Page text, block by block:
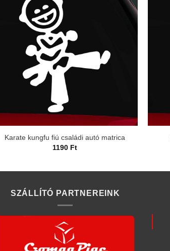
Karate kungfu fiú családi autó matrica
1190 Ft
SZÁLLÍTÓ PARTNEREINK